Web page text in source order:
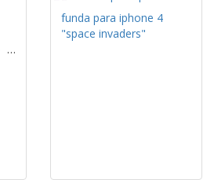
funda para iphone 4
"space invaders"